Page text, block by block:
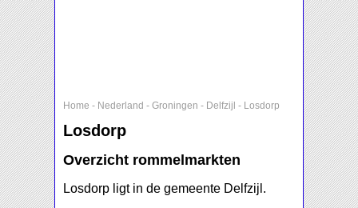
Home - Nederland - Groningen - Delfzijl - Losdorp
Losdorp
Overzicht rommelmarkten
Losdorp ligt in de gemeente Delfzijl.